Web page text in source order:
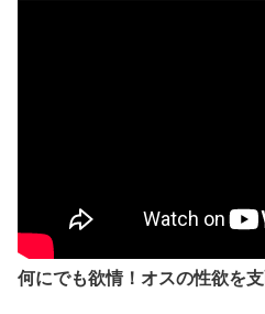
何にでも欲情！オスの性欲を